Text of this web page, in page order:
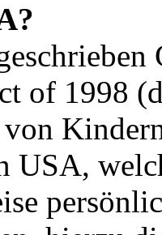
of 1998
von
USA,